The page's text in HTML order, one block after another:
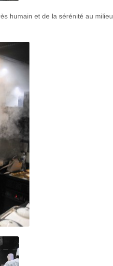
humain et de la sérénité au milieu